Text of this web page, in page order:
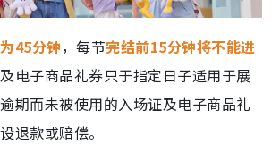
45分钟，每节完结前15分钟将不能进
电子商品礼券只于指定日子适用于展
期而未被使用的入场证及电子商品礼
退款或赔偿。